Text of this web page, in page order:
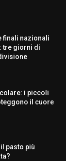
finali nazionali
tre giorni di
i piccoli
il cuore
pasto più